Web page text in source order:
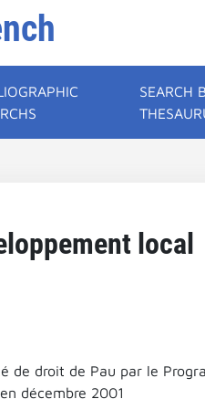
SEARCH
local
de droit de Pau par le
décembre 2001